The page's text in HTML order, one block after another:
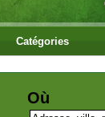
Catégories
Où